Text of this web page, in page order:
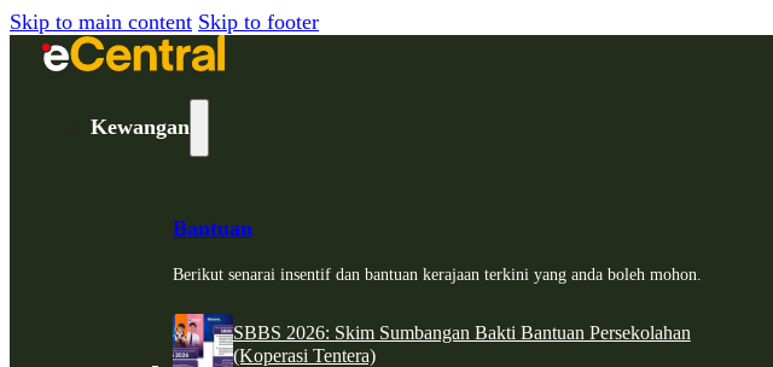
Skip to main content Skip to footer
Kewangan
Bantuan
Berikut senarai insentif dan bantuan kerajaan terkini yang anda boleh mohon.
SBBS 2026: Skim Sumbangan Bakti Bantuan Persekolahan
(Koperasi Tentera)